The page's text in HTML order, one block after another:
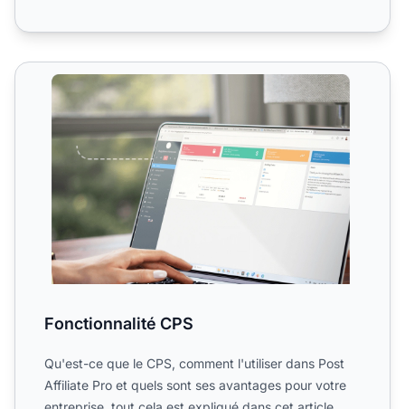
Fonctionnalité CPS
Fonctionnalité CPS
Qu'est-ce que le CPS, comment l'utiliser dans Post
Affiliate Pro et quels sont ses avantages pour votre